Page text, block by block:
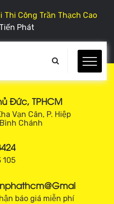
Thi Công Trần Thạch Cao
Phát
Đức, TPHCM
Vạn Cân, P. Hiệp
Bình Chánh
105
báo giá miễn phí